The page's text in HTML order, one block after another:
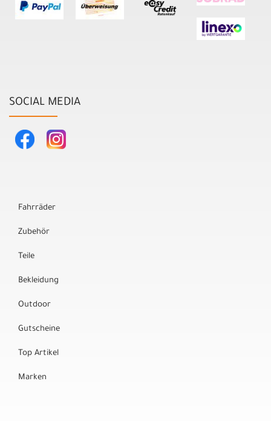
SOCIAL MEDIA
Fahrräder
Zubehör
Teile
Bekleidung
Outdoor
Gutscheine
Top Artikel
Marken